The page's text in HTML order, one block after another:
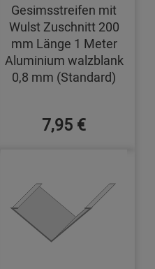
Gesimsstreifen mit
Wulst Zuschnitt 200
mm Länge 1 Meter
Aluminium walzblank
0,8 mm (Standard)
7,95 €